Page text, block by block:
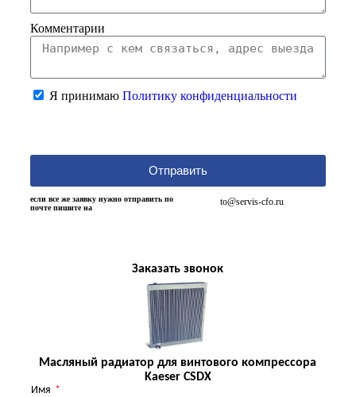
Комментарии
Я принимаю Политику конфиденциальности
Отправить
если все же заявку нужно отправить по
почте пишите на
to@servis-cfo.ru
Заказать звонок
Масляный радиатор для винтового компрессора
Kaeser CSDX
Имя